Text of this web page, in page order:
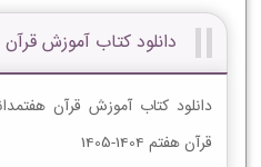
دانلود کتاب آموزش
دانلود کتاب آموزش قرآن
قرآن هفتم 1404-1405